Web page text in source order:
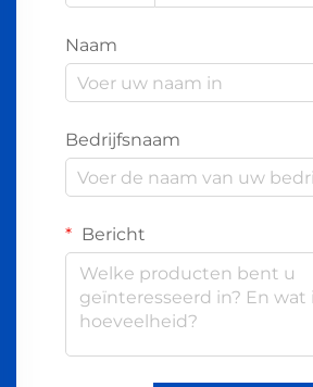
Naam
Bedrijfsnaam
Bericht